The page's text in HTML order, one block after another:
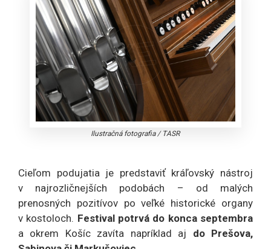
Ilustračná fotografia/ TASR
Cieľom podujatia je predstaviť kráľovský nástroj
v najrozličnejších podobách – od malých
prenosných pozitívov po veľké historické organy
v kostoloch. Festival potrvá do konca septembra
a okrem Košíc zavíta napríklad aj do Prešova,